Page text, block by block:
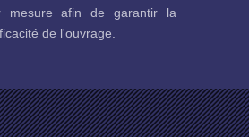
mesure afin de garantir la
de l'ouvrage.